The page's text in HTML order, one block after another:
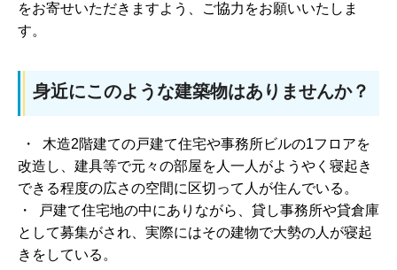
をお寄せいただきますよう、ご協力をお願いいたしま
す。
身近にこのような建築物はありませんか？
・ 木造2階建ての戸建て住宅や事務所ビルの1フロアを
改造し、建具等で元々の部屋を人一人がようやく寝起き
できる程度の広さの空間に区切って人が住んでいる。
・ 戸建て住宅地の中にありながら、貸し事務所や貸倉庫
として募集がされ、実際にはその建物で大勢の人が寝起
きをしている。